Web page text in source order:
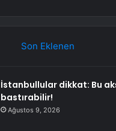
Son Eklenen
İstanbullular dikkat: Bu
bastırabilir!
Ağustos 9, 2026